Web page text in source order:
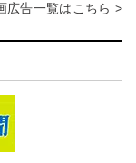
広告一覧はこちら >